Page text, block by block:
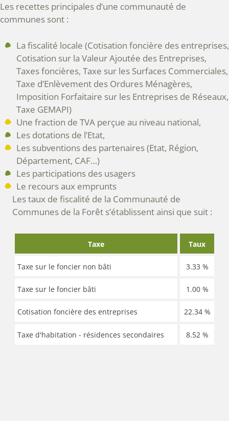
Les recettes principales d’une communauté de
communes sont :
La fiscalité locale (Cotisation foncière des entreprises,
Cotisation sur la Valeur Ajoutée des Entreprises,
Taxes foncières, Taxe sur les Surfaces Commerciales,
Taxe d’Enlèvement des Ordures Ménagères,
Imposition Forfaitaire sur les Entreprises de Réseaux,
Taxe GEMAPI)
Une fraction de TVA perçue au niveau national,
Les dotations de l’Etat,
Les subventions des partenaires (Etat, Région,
Département, CAF…)
Les participations des usagers
Le recours aux emprunts
Les taux de fiscalité de la Communauté de
Communes de la Forêt s’établissent ainsi que suit :
Taxe Taux
Taxe sur le foncier non bâti 3.33 %
Taxe sur le foncier bâti 1.00 %
Cotisation foncière des entreprises 22.34 %
Taxe d'habitation - résidences secondaires 8.52 %